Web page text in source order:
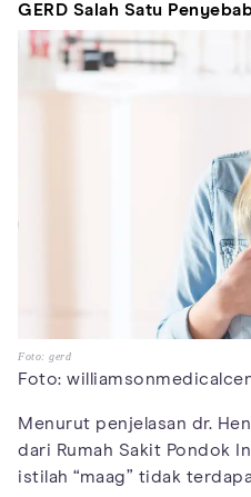
GERD Salah Satu
Foto: gerd
Foto:
Menurut penjelasan dr.
dari Rumah Sakit Pondok
istilah “maag” tidak